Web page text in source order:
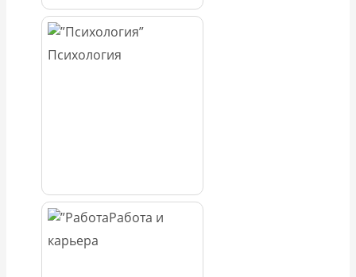
Психология
Работа и
карьера